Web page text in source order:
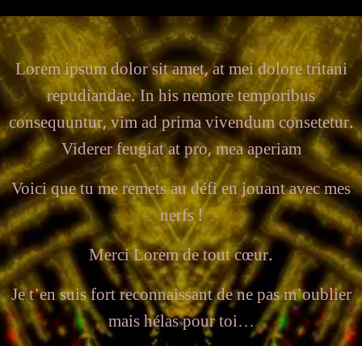
Lorem ipsum dolor sit amet, at mei dolore tritani
repudiandae. In his nemore temporibus
consequuntur, vim ad prima vivendum consetetur.
Viderer feugiat at pro, mea aperiam
Voici que tu me remets au défi en jouant avec mes
nerfs !
Merci Lorem de tout cœur.
Je t’en suis fort reconnaissant de ne pas m’oublier
mais hélas pour toi…